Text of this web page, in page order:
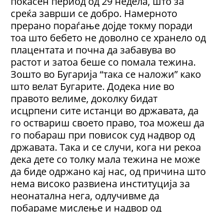
среќа заврши се добро. Намерното
прерано пораѓање дојде токму поради
тоа што бебето не доволно се хранело од
плацентата и почна да забавува во
растот и затоа беше со помала тежина.
Зошто во Бугарија “така се наложи” како
што велат Бугарите. Додека ние во
правото велиме, доколку бидат
исцрпени сите истанци во државата, да
го оствариш своето право, тоа можеш да
го побараш при повисок суд надвор од
државата. Така и се случи, кога ни рекоа
дека дете со толку мала тежина не може
да биде одржано кај нас, од причина што
нема високо развиена институција за
неонатална нега, одлучивме да
побараме мислење и надвор од